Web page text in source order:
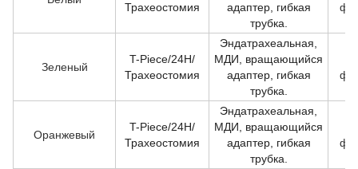
Трахеостомия
адаптер, гибкая
трубка.
Зеленый
T-Piece/24H/
Трахеостомия
Эндатрахеальная,
МДИ, вращающийся
адаптер, гибкая
трубка.
Оранжевый
T-Piece/24H/
Трахеостомия
Эндатрахеальная,
МДИ, вращающийся
адаптер, гибкая
трубка.